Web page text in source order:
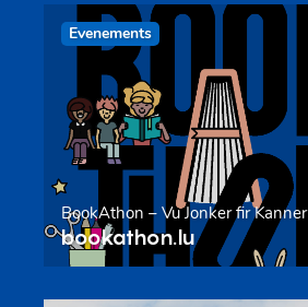
Evenements
BookAthon – Vu Jonker fir Kanner
bookathon.lu